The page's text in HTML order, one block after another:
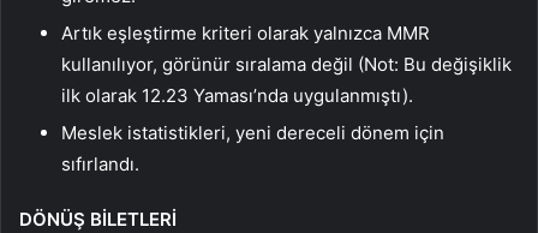
Artık eşleştirme kriteri olarak yalnızca MMR
kullanılıyor, görünür sıralama değil (Not: Bu değişiklik
ilk olarak 12.23 Yaması’nda uygulanmıştı).
Meslek istatistikleri, yeni dereceli dönem için
sıfırlandı.
DÖNÜŞ BİLETLERİ